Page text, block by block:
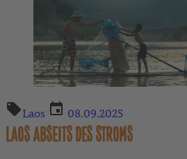
Laos 08.09.2025
LAOS ABSEITS DES STROMS